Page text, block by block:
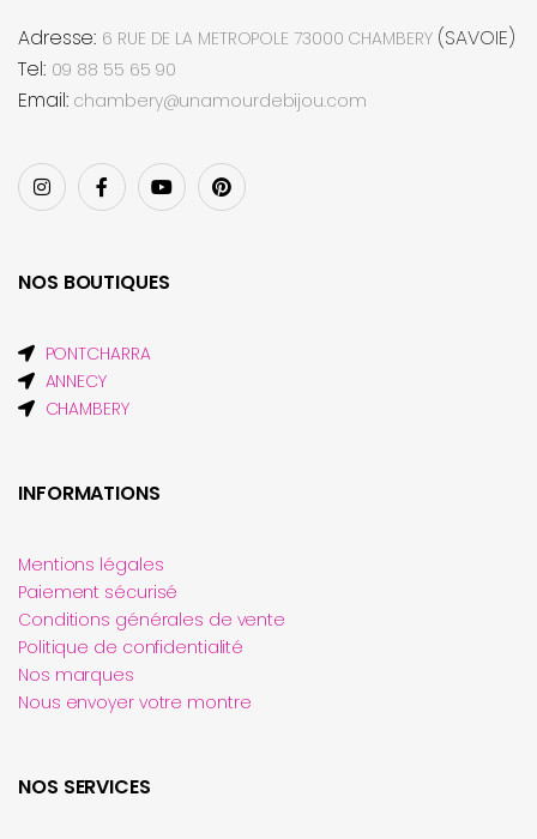
Adresse: 6 RUE DE LA METROPOLE 73000 CHAMBERY(SAVOIE)
Tel: 09 88 55 65 90
Email: chambery@unamourdebijou.com
NOS BOUTIQUES
PONTCHARRA
ANNECY
CHAMBERY
INFORMATIONS
Mentions légales
Paiement sécurisé
Conditions générales de vente
Politique de confidentialité
Nos marques
Nous envoyer votre montre
NOS SERVICES